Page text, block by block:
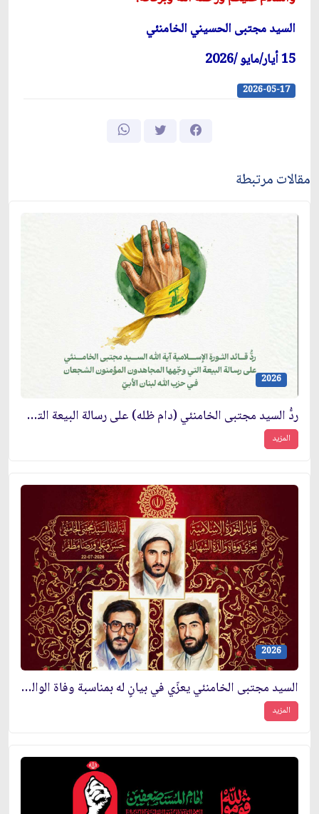
السيد مجتبى الحسيني الخامنئي
15 أيار/مايو /2026
2026-05-17
مقالات مرتبطة
2026
ردُّ السيد مجتبى الخامنئي (دام ظله) على رسالة البيعة التي وجّهها المجاهدون المؤمنون الشجعان في حزب الله لبنان الأبيّ
المزيد
2026
السيد مجتبى الخامنئي يعزّي في بيانٍ له بمناسبة وفاة الوالدة الجليلة والتقيّة للشهداء الأبرار حسن وعلي ورضا مظفر
المزيد